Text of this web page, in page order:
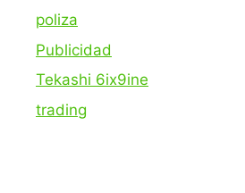
poliza
Publicidad
Tekashi 6ix9ine
trading